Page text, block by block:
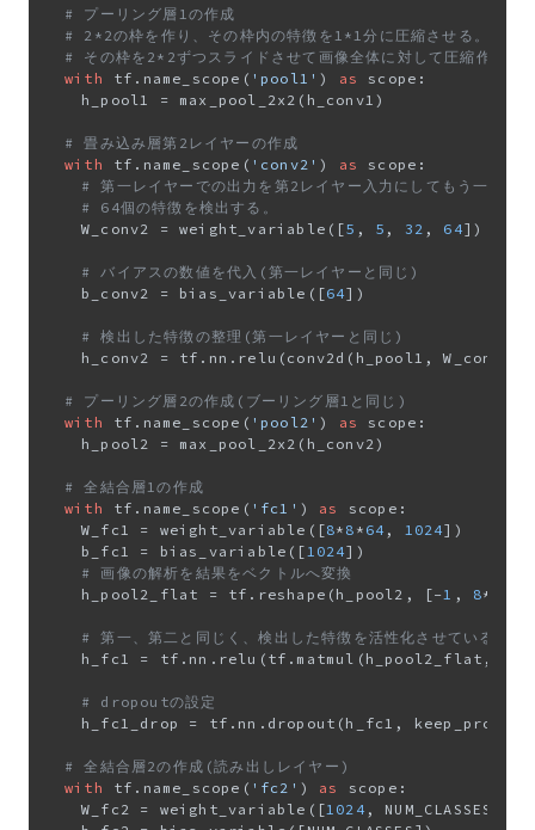
# プーリング層1の作成
# 2*2の枠を作り、その枠内の特徴を1*1分に圧縮させる。
# その枠を2*2ずつスライドさせて画像全体に対して圧縮作業を
with
tf.name_scope( 'pool1' ) as
scope:
# 畳み込み層第2レイヤーの作成
with
tf.name_scope( 'conv2' ) as
scope:
# 第一レイヤーでの出力を第2レイヤー入力にしてもう一度フ
# 64個の特徴を検出する。
		W_conv2 = weight_variable([
5 , 5 , 32 , 64])
# バイアスの数値を代入(第一レイヤーと同じ)
		b_conv2 = bias_variable([
64])
# 検出した特徴の整理(第一レイヤーと同じ)
# プーリング層2の作成(ブーリング層1と同じ)
with
tf.name_scope( 'pool2' ) as
scope:
# 全結合層1の作成
with
tf.name_scope( 'fc1' ) as
scope:
		W_fc1 = weight_variable([
8* 8 * 64 , 1024])
		b_fc1 = bias_variable([
1024])
# 画像の解析を結果をベクトルへ変換
		h_pool2_flat = tf.reshape(h_pool2, [-
1 , 8*
# 第一、第二と同じく、検出した特徴を活性化させている
# dropoutの設定
# 全結合層2の作成(読み出しレイヤー)
with
tf.name_scope( 'fc2' ) as
scope:
		W_fc2 = weight_variable([
1024 , NUM_CLASSES])